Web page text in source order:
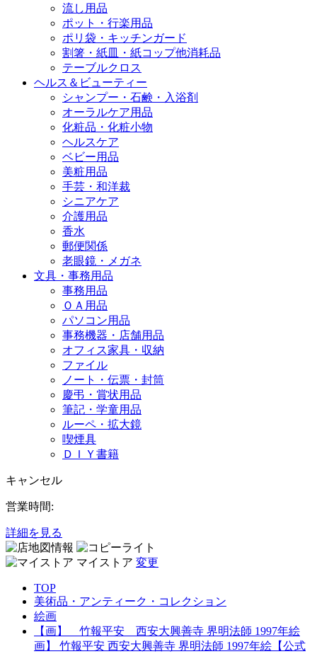
流し用品
ポット・行楽用品
ポリ袋・キッチンガード
割箸・紙皿・紙コップ他消耗品
テーブルクロス
ヘルス＆ビューティー
シャンプー・石鹸・入浴剤
オーラルケア用品
化粧品・化粧小物
ヘルスケア
ベビー用品
美粧用品
手芸・和洋裁
シニアケア
介護用品
香水
郵便関係
老眼鏡・メガネ
文具・事務用品
事務用品
ＯＡ用品
パソコン用品
事務機器・店舗用品
オフィス家具・収納
ファイル
ノート・伝票・封筒
慶弔・賞状用品
筆記・学童用品
ルーペ・拡大鏡
喫煙具
ＤＩＹ書籍
キャンセル
営業時間:
詳細を見る
マイストア 変更
TOP
美術品・アンティーク・コレクション
絵画
【画】 竹報平安 西安大興善寺 界明法師 1997年絵
画】 竹報平安 西安大興善寺 界明法師 1997年絵【公式